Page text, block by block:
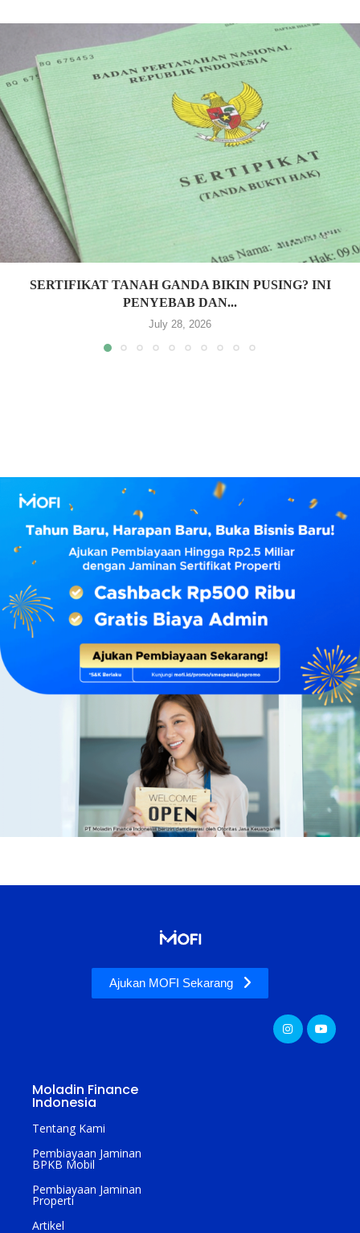
SERTIFIKAT TANAH GANDA BIKIN PUSING? INI
PENYEBAB DAN...
July 28, 2026
Ajukan MOFI Sekarang
Moladin Finance
Indonesia
Tentang Kami
Pembiayaan Jaminan
BPKB Mobil
Pembiayaan Jaminan
Properti
Artikel